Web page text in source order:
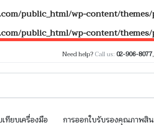
public_html/wp-content/
public_html/wp-content/
Need help? Call us: 02-906-8077
ทียบเครื่องมือ การออกใบรับรองคุณภาพสิ